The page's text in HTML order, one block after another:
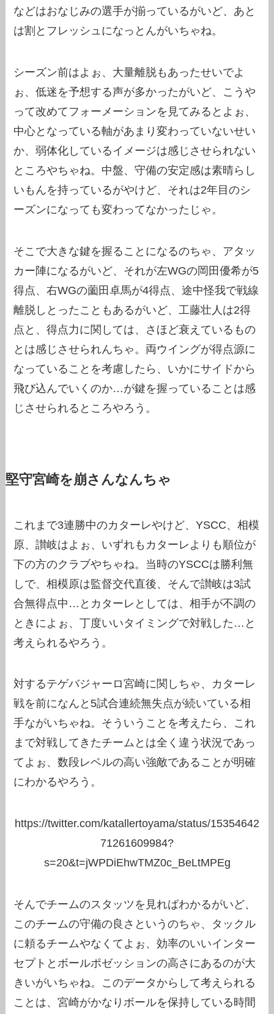
などはおなじみの選手が揃っているがいど、あと
は割とフレッシュになっとんがいちゃね。
シーズン前はよぉ、大量離脱もあったせいでよ
ぉ、低迷を予想する声が多かったがいど、こうや
って改めてフォーメーションを見てみるとよぉ、
中心となっている軸があまり変わっていないせい
か、弱体化しているイメージは感じさせられない
ところやちゃね。中盤、守備の安定感は素晴らし
いもんを持っているがやけど、それは2年目のシ
ーズンになっても変わってなかったじゃ。
そこで大きな鍵を握ることになるのちゃ、アタッ
カー陣になるがいど、それが左WGの岡田優希が5
得点、右WGの薗田卓馬が4得点、途中怪我で戦線
離脱しとったこともあるがいど、工藤壮人は2得
点と、得点力に関しては、さほど衰えているもの
とは感じさせられんちゃ。両ウイングが得点源に
なっていることを考慮したら、いかにサイドから
飛び込んでいくのか…が鍵を握っていることは感
じさせられるところやろう。
堅守宮崎を崩さんなんちゃ
これまで3連勝中のカターレやけど、YSCC、相模
原、讃岐はよぉ、いずれもカターレよりも順位が
下の方のクラブやちゃね。当時のYSCCは勝利無
しで、相模原は監督交代直後、そんで讃岐は3試
合無得点中…とカターレとしては、相手が不調の
ときによぉ、丁度いいタイミングで対戦した…と
考えられるやろう。
対するテゲバジャーロ宮崎に関しちゃ、カターレ
戦を前になんと5試合連続無失点が続いている相
手ながいちゃね。そういうことを考えたら、これ
まで対戦してきたチームとは全く違う状況であっ
てよぉ、数段レベルの高い強敵であることが明確
にわかるやろう。
https://twitter.com/katallertoyama/status/15354642
71261609984?
s=20&t=jWPDiEhwTMZ0c_BeLtMPEg
そんでチームのスタッツを見ればわかるがいど、
このチームの守備の良さというのちゃ、タックル
に頼るチームやなくてよぉ、効率のいいインター
セプトとボールポゼッションの高さにあるのが大
きいがいちゃね。このデータからして考えられる
ことは、宮崎がかなりボールを保持している時間